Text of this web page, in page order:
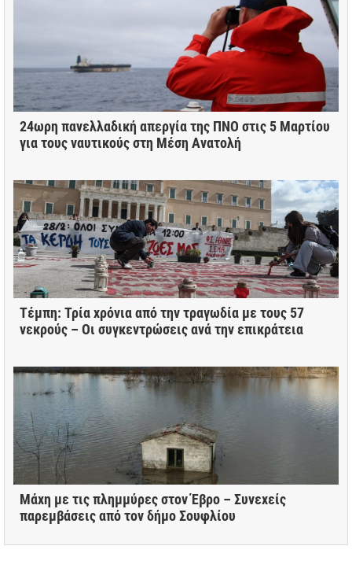
24ωρη πανελλαδική απεργία της ΠΝΟ στις 5 Μαρτίου
για τους ναυτικούς στη Μέση Ανατολή
Τέμπη: Τρία χρόνια από την τραγωδία με τους 57
νεκρούς – Οι συγκεντρώσεις ανά την επικράτεια
Μάχη με τις πλημμύρες στον Έβρο – Συνεχείς
παρεμβάσεις από τον δήμο Σουφλίου